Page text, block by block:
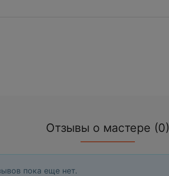
Отзывы о мастере (0)
пока еще нет.